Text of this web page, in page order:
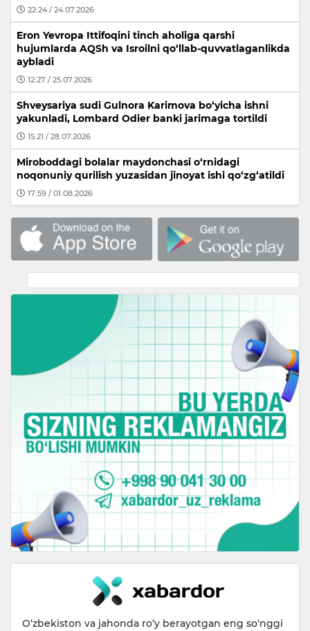
22:24 / 24.07.2026
Eron Yevropa Ittifoqini tinch aholiga qarshi
hujumlarda AQSh va Isroilni qo‘llab-quvvatlaganlikda
aybladi
12:27 / 25.07.2026
Shveysariya sudi Gulnora Karimova bo‘yicha ishni
yakunladi, Lombard Odier banki jarimaga tortildi
15:21 / 28.07.2026
Miroboddagi bolalar maydonchasi o‘rnidagi
noqonuniy qurilish yuzasidan jinoyat ishi qo‘zg‘atildi
17:59 / 01.08.2026
O‘zbekiston va jahonda ro‘y berayotgan eng so‘nggi